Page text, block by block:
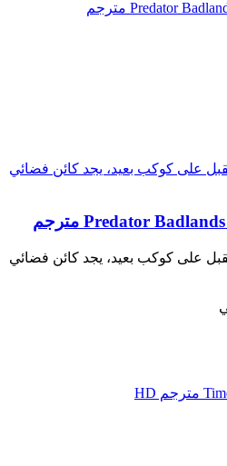
على كوكب بعيد، يجد كائن فضائي
على كوكب بعيد، يجد كائن فضائي